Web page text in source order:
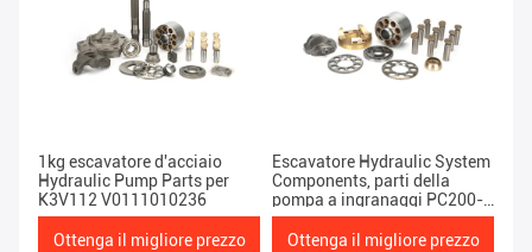
1kg escavatore d'acciaio
Hydraulic Pump Parts per
K3V112 V0111010236
Ottenga il migliore prezzo
Escavatore Hydraulic System
Components, parti della
pompa a ingranaggi PC200-
7/HPV95
Ottenga il migliore prezzo